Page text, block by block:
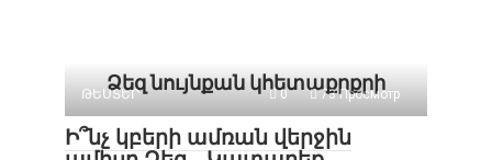
Ձեզ նույնքան կհետաքրքրի
ԹԵՍՏԵՐ 0 73 Просмотр
Ի՞նչ կբերի ամռան վերջին